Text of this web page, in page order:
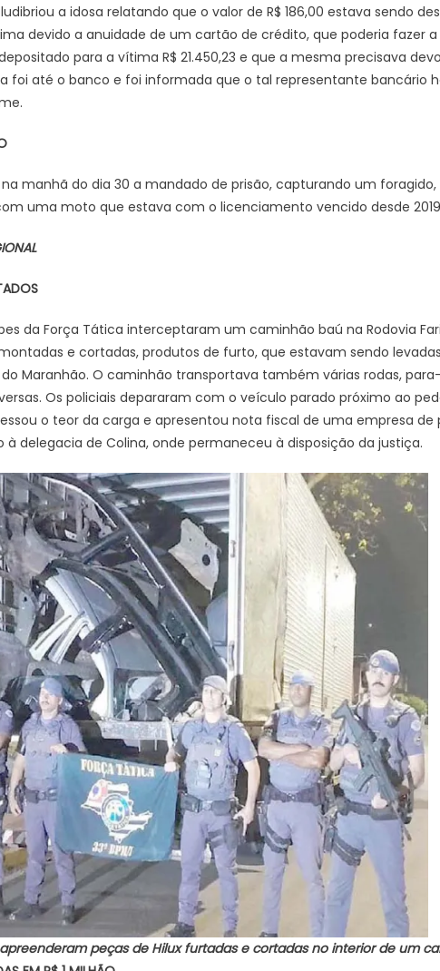
a idosa relatando que o valor de R$ 186,00 estava sendo
devido a anuidade de um cartão de crédito, que poderia fazer
para a vítima R$ 21.450,23 e que a mesma precisava
foi até o banco e foi informada que o tal representante bancário
manhã do dia 30 a mandado de prisão, capturando um foragido,
uma moto que estava com o licenciamento vencido desde
da Força Tática interceptaram um caminhão baú na Rodovia
e cortadas, produtos de furto, que estavam sendo
Maranhão. O caminhão transportava também várias rodas,
Os policiais depararam com o veículo parado próximo ao
o teor da carga e apresentou nota fiscal de uma empresa de
delegacia de Colina, onde permaneceu à disposição da justiça.
peças de Hilux furtadas e cortadas no interior de um